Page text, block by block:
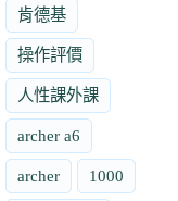
肯德基
操作評價
人性課外課
archer a6
archer 1000